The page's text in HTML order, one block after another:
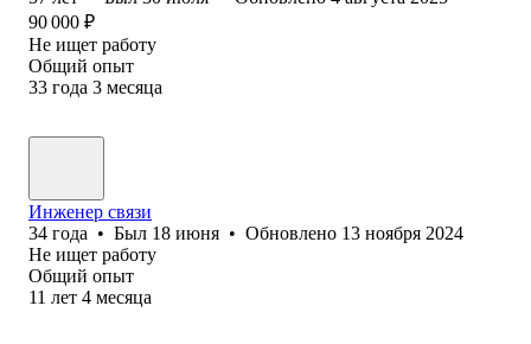
90 000 ₽
Не ищет работу
Общий опыт
33 года 3 месяца
Инженер связи
34 года • Был 18 июня • Обновлено 13 ноября 2024
Не ищет работу
Общий опыт
11 лет 4 месяца